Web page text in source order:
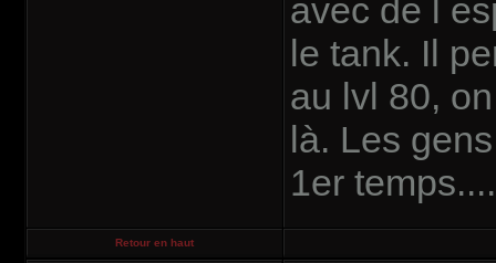
avec de l
le tank. Il
au lvl 80,
là. Les
1er
Retour en haut